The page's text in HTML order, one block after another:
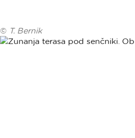
© T. Bernik